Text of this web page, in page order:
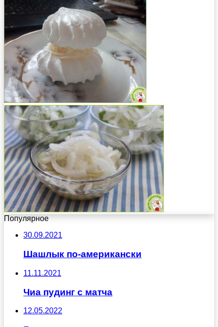
Популярное
30.09.2021
Шашлык по-американски
11.11.2021
Чиа пудинг с матча
12.05.2022